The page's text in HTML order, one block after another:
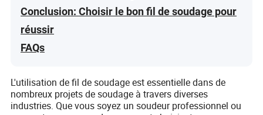
Conclusion: Choisir le bon fil de soudage pour
réussir
FAQs
L'utilisation de fil de soudage est essentielle dans de
nombreux projets de soudage à travers diverses
industries. Que vous soyez un soudeur professionnel ou